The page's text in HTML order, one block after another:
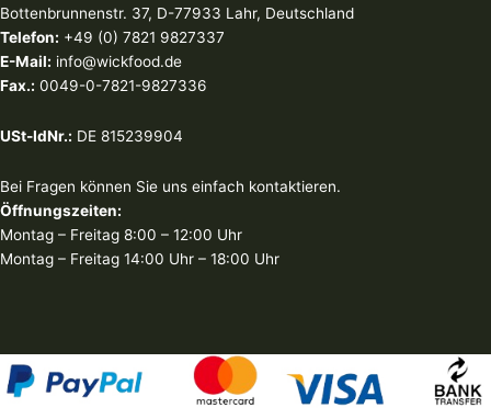
Bottenbrunnenstr. 37, D-77933 Lahr, Deutschland
Telefon: +49 (0) 7821 9827337
E-Mail: info@wickfood.de
Fax.: 0049-0-7821-9827336
USt-IdNr.: DE 815239904
Bei Fragen können Sie uns einfach kontaktieren.
Öffnungszeiten:
Montag – Freitag 8:00 – 12:00 Uhr
Montag – Freitag 14:00 Uhr – 18:00 Uhr